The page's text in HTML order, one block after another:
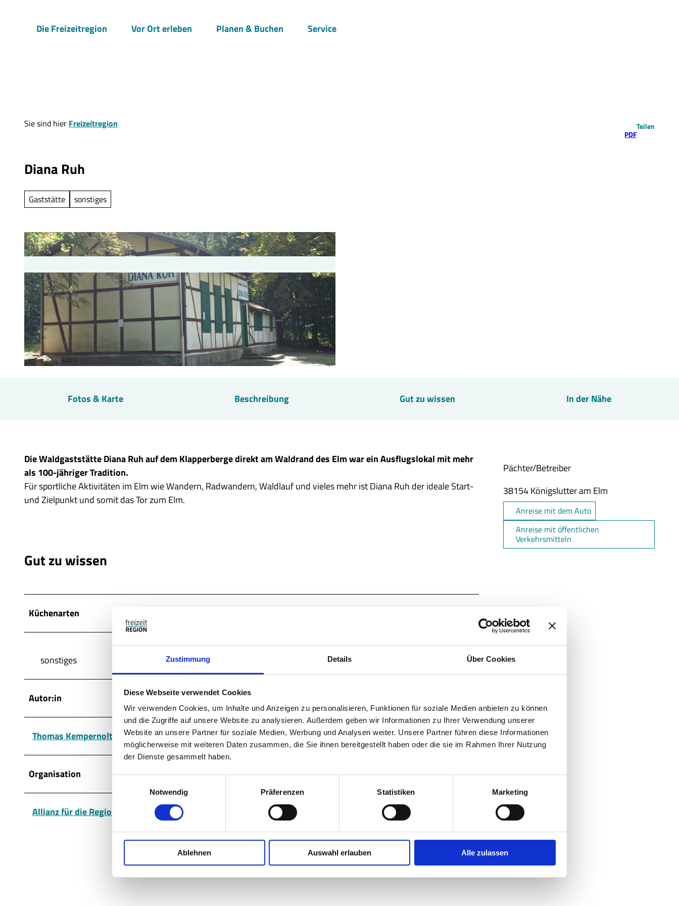
Zustimmung Details Über Cookies
Diese Webseite verwendet Cookies
Wir verwenden Cookies, um Inhalte und Anzeigen zu personalisieren, Funktionen für soziale Medien anbieten zu können
und die Zugriffe auf unsere Website zu analysieren. Außerdem geben wir Informationen zu Ihrer Verwendung unserer
Website an unsere Partner für soziale Medien, Werbung und Analysen weiter. Unsere Partner führen diese Informationen
möglicherweise mit weiteren Daten zusammen, die Sie ihnen bereitgestellt haben oder die sie im Rahmen Ihrer Nutzung
der Dienste gesammelt haben.
i
w
g
Notwendig Präferenzen Statistiken Marketing
Ablehnen Auswahl erlauben Alle zulassen
Die Freizeitregion Vor Ort erleben Planen & Buchen Service
Sie sind hier Freizeitregion
PDF
Teilen
Diana Ruh
Gaststätte sonstiges
Fotos & Karte Beschreibung Gut zu wissen In der Nähe
Die Waldgaststätte Diana Ruh auf dem Klapperberge direkt am Waldrand des Elm war ein Ausflugslokal mit mehr
als 100-jähriger Tradition.
Für sportliche Aktivitäten im Elm wie Wandern, Radwandern, Waldlauf und vieles mehr ist Diana Ruh der ideale Start-
und Zielpunkt und somit das Tor zum Elm.
Gut zu wissen
Küchenarten
sonstiges
Autor:in
Thomas Kempernolte, Elm-Freizeit
Organisation
Allianz für die Region GmbH
Pächter/Betreiber
38154Königslutter am Elm
Anreise mit dem Auto
Anreise mit öffentlichen
Verkehrsmitteln